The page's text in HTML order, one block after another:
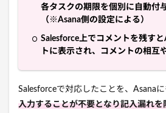
各タスクの期限を個別に自動付
（※Asana側の設定による）
Salesforce上でコメントを残す
トに表示され、コメントの相互
Salesforceで対応したことを、Asana
入力することが不要となり記入漏れを